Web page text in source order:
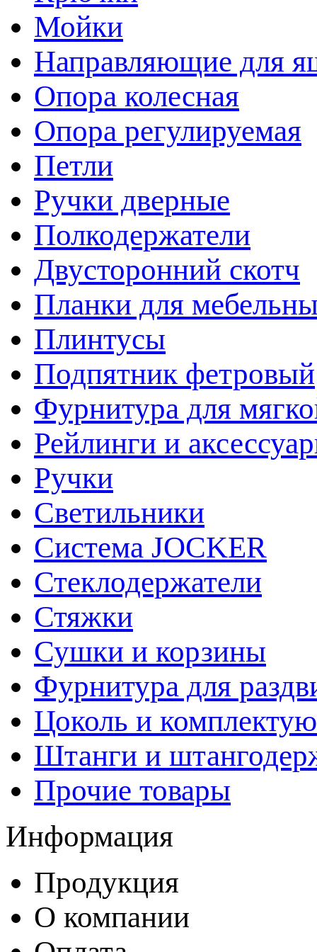
Мойки
Направляющие для
Опора колесная
Опора регулируемая
Петли
Ручки дверные
Полкодержатели
Двусторонний скотч
Планки для
Плинтусы
Подпятник фетровый
Фурнитура для
Рейлинги и
Ручки
Светильники
Система JOCKER
Стеклодержатели
Стяжки
Сушки и корзины
Фурнитура для
Цоколь и
Штанги и
Прочие товары
Информация
Продукция
О компании